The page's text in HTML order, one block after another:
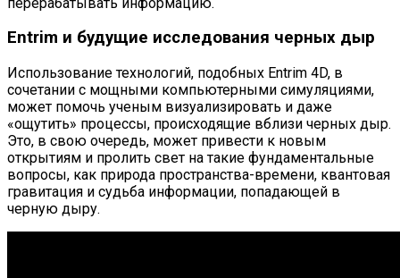
Entrim и будущие исследования черных дыр
Использование технологий, подобных Entrim 4D, в
сочетании с мощными компьютерными симуляциями,
может помочь ученым визуализировать и даже
«ощутить» процессы, происходящие вблизи черных дыр.
Это, в свою очередь, может привести к новым
открытиям и пролить свет на такие фундаментальные
вопросы, как природа пространства-времени, квантовая
гравитация и судьба информации, попадающей в
черную дыру.